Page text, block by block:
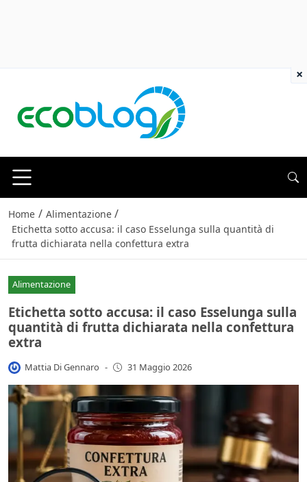
Home / Alimentazione /
Etichetta sotto accusa: il caso Esselunga sulla quantità di
frutta dichiarata nella confettura extra
Alimentazione
Etichetta sotto accusa: il caso Esselunga sulla
quantità di frutta dichiarata nella confettura
extra
Mattia Di Gennaro - 31 Maggio 2026
×